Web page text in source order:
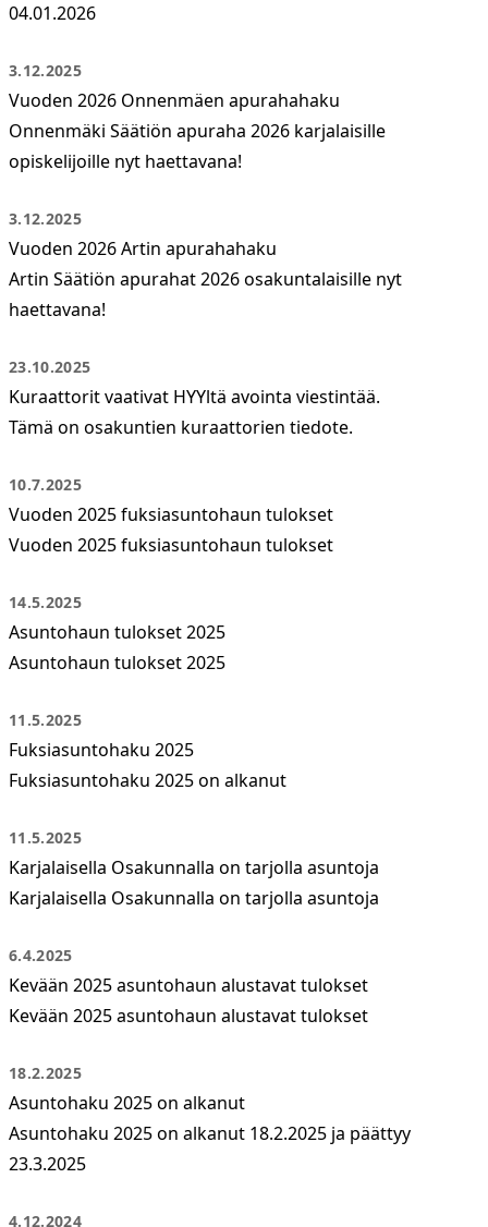
04.01.2026
3.12.2025
Vuoden 2026 Onnenmäen apurahahaku
Onnenmäki Säätiön apuraha 2026 karjalaisille
opiskelijoille nyt haettavana!
3.12.2025
Vuoden 2026 Artin apurahahaku
Artin Säätiön apurahat 2026 osakuntalaisille nyt
haettavana!
23.10.2025
Kuraattorit vaativat HYYltä avointa viestintää.
Tämä on osakuntien kuraattorien tiedote.
10.7.2025
Vuoden 2025 fuksiasuntohaun tulokset
Vuoden 2025 fuksiasuntohaun tulokset
14.5.2025
Asuntohaun tulokset 2025
Asuntohaun tulokset 2025
11.5.2025
Fuksiasuntohaku 2025
Fuksiasuntohaku 2025 on alkanut
11.5.2025
Karjalaisella Osakunnalla on tarjolla asuntoja
Karjalaisella Osakunnalla on tarjolla asuntoja
6.4.2025
Kevään 2025 asuntohaun alustavat tulokset
Kevään 2025 asuntohaun alustavat tulokset
18.2.2025
Asuntohaku 2025 on alkanut
Asuntohaku 2025 on alkanut 18.2.2025 ja päättyy
23.3.2025
4.12.2024